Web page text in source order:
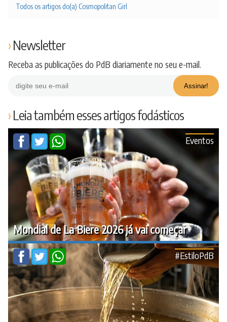
Todos os artigos do(a) Cosmopolitan Girl
Newsletter
Receba as publicações do PdB diariamente no seu e-mail.
Leia também esses artigos fodásticos
Mondial de La Biere 2026 já vai começar
Eventos
#EstiloPdB